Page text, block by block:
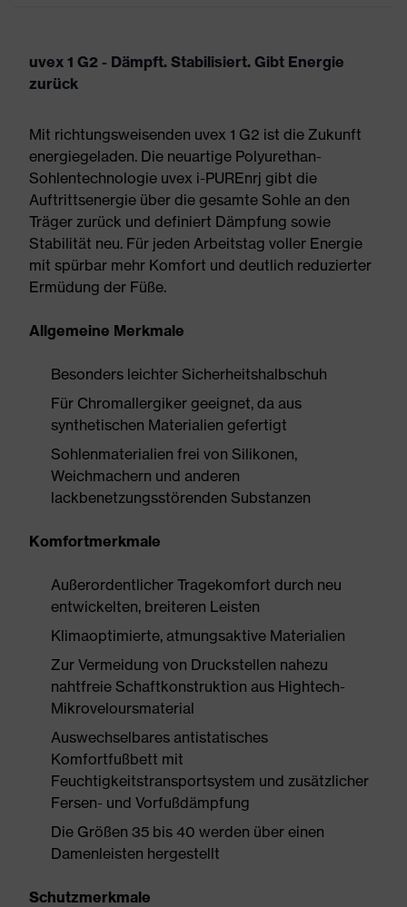
uvex 1 G2 - Dämpft. Stabilisiert. Gibt Energie
zurück
Mit richtungsweisenden uvex 1 G2 ist die Zukunft
energiegeladen. Die neuartige Polyurethan-
Sohlentechnologie uvex i-PUREnrj gibt die
Auftrittsenergie über die gesamte Sohle an den
Träger zurück und definiert Dämpfung sowie
Stabilität neu. Für jeden Arbeitstag voller Energie
mit spürbar mehr Komfort und deutlich reduzierter
Ermüdung der Füße.
Allgemeine Merkmale
Besonders leichter Sicherheitshalbschuh
Für Chromallergiker geeignet, da aus
synthetischen Materialien gefertigt
Sohlenmaterialien frei von Silikonen,
Weichmachern und anderen
lackbenetzungsstörenden Substanzen
Komfortmerkmale
Außerordentlicher Tragekomfort durch neu
entwickelten, breiteren Leisten
Klimaoptimierte, atmungsaktive Materialien
Zur Vermeidung von Druckstellen nahezu
nahtfreie Schaftkonstruktion aus Hightech-
Mikroveloursmaterial
Auswechselbares antistatisches
Komfortfußbett mit
Feuchtigkeitstransportsystem und zusätzlicher
Fersen- und Vorfußdämpfung
Die Größen 35 bis 40 werden über einen
Damenleisten hergestellt
Schutzmerkmale